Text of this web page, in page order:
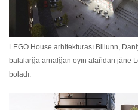
LEGO House arhitekturası Billunn,
balalarğa arnalğan oyın alañdarı jäne
boladı.